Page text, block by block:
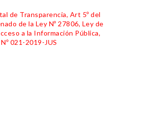
de Transparencia, Art 5º del
de la Ley Nº 27806, Ley de
a la Información Pública,
021-2019-JUS